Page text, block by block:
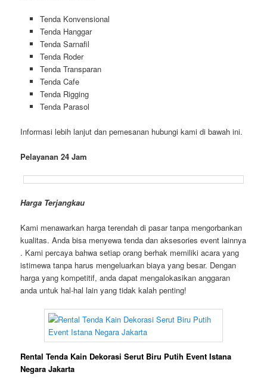
Tenda Konvensional
Tenda Hanggar
Tenda Sarnafil
Tenda Roder
Tenda Transparan
Tenda Cafe
Tenda Rigging
Tenda Parasol
Informasi lebih lanjut dan pemesanan hubungi kami di bawah ini.
Pelayanan 24 Jam
Harga Terjangkau
Kami menawarkan harga terendah di pasar tanpa mengorbankan
kualitas. Anda bisa menyewa tenda dan aksesories event lainnya
. Kami percaya bahwa setiap orang berhak memiliki acara yang
istimewa tanpa harus mengeluarkan biaya yang besar. Dengan
harga yang kompetitif, anda dapat mengalokasikan anggaran
anda untuk hal-hal lain yang tidak kalah penting!
Rental Tenda Kain Dekorasi Serut Biru Putih Event Istana
Negara Jakarta